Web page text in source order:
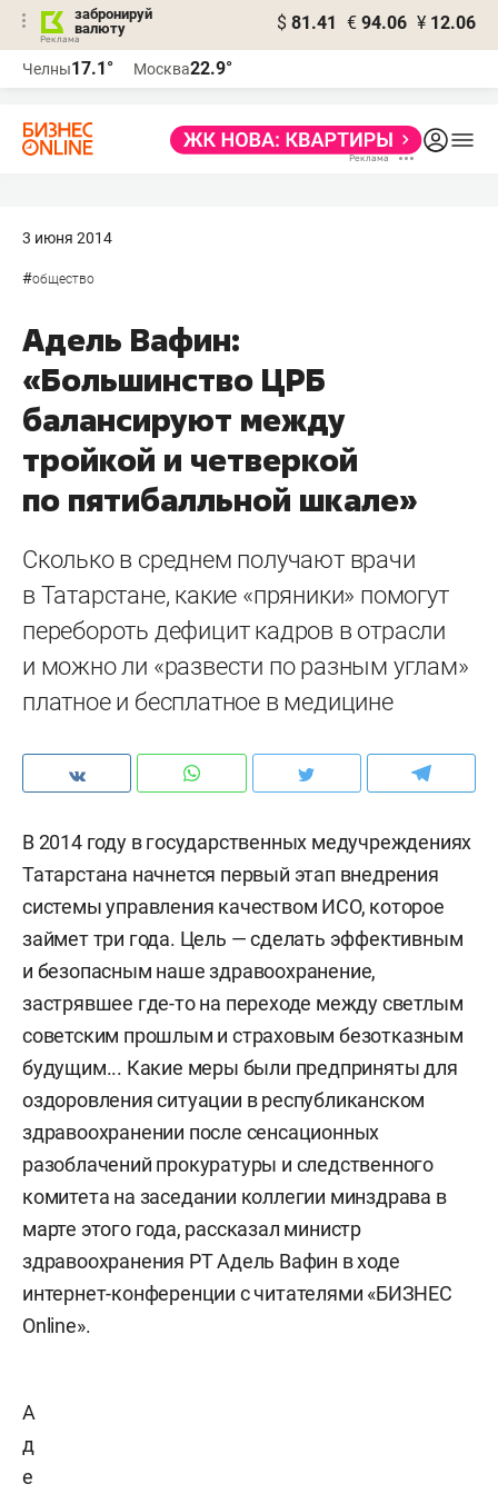
забронируй
валюту
$ 81.41 € 94.06 ¥ 12.06
Челны17.1° Москва22.9°
3 июня 2014
#общество
Адель Вафин:
«Большинство ЦРБ
балансируют между
тройкой и четверкой
по пятибалльной шкале»
Сколько в среднем получают врачи
в Татарстане, какие «пряники» помогут
перебороть дефицит кадров в отрасли
и можно ли «развести по разным углам»
платное и бесплатное в медицине
В 2014 году в государственных медучреждениях
Татарстана начнется первый этап внедрения
системы управления качеством ИСО, которое
займет три года. Цель — сделать эффективным
и безопасным наше здравоохранение,
застрявшее где-то на переходе между светлым
советским прошлым и страховым безотказным
будущим... Какие меры были предприняты для
оздоровления ситуации в республиканском
здравоохранении после сенсационных
разоблачений прокуратуры и следственного
комитета на заседании коллегии минздрава в
марте этого года, рассказал министр
здравоохранения РТ Адель Вафин в ходе
интернет-конференции с читателями «БИЗНЕС
Online».
А
д
е